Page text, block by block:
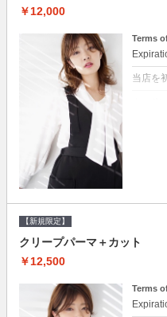
￥12,000
Terms
当店を
【新規限定】
クリープパーマ＋カット
￥12,500
Terms